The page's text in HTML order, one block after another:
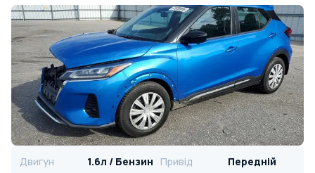
Двигун 1.6л / Бензин Привід
Передній